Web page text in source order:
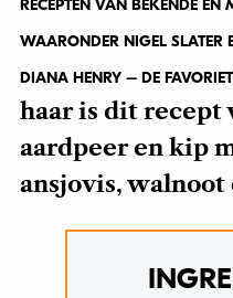
RECEPTEN VAN BEKENDE EN
WAARONDER NIGEL
DIANA HENRY – DE
haar is dit recept
aardpeer en kip
ansjovis,